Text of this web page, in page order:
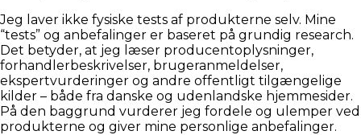
Jeg laver ikke fysiske tests af produkterne selv. Mine
“tests” og anbefalinger er baseret på grundig research.
Det betyder, at jeg læser producentoplysninger,
forhandlerbeskrivelser, brugeranmeldelser,
ekspertvurderinger og andre offentligt tilgængelige
kilder – både fra danske og udenlandske hjemmesider.
På den baggrund vurderer jeg fordele og ulemper ved
produkterne og giver mine personlige anbefalinger.